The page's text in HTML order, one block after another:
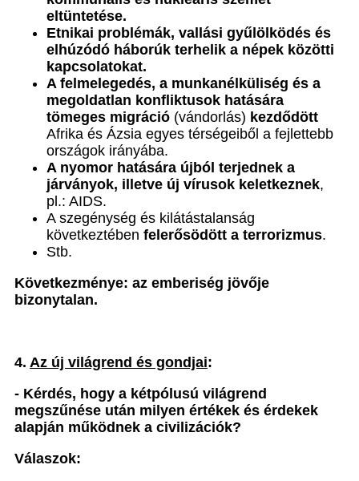
eltüntetése.
Etnikai problémák, vallási gyűlölködés és
elhúzódó háborúk terhelik a népek közötti
kapcsolatokat.
A felmelegedés, a munkanélküliség és a
megoldatlan konfliktusok hatására
tömeges migráció (vándorlás) kezdődött
Afrika és Ázsia egyes térségeiből a fejlettebb
országok irányába.
A nyomor hatására újból terjednek a
járványok, illetve új vírusok keletkeznek,
pl.: AIDS.
A szegénység és kilátástalanság
következtében felerősödött a terrorizmus.
Stb.
Következménye: az emberiség jövője
bizonytalan.
4. Az új világrend és gondjai:
- Kérdés, hogy a kétpólusú világrend
megszűnése után milyen értékek és érdekek
alapján működnek a civilizációk?
Válaszok: